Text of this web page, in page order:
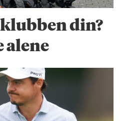
klubben din?
alene